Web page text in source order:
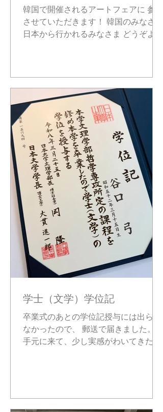
韓国で開催されるアートフェアに 参加
させていただきます！ 韓国のみなさま
日本から行かれるみなさま どうぞよろ
movement. Her background in philosophy
translates into an urge to create and
communicate, allowing instinct to guide an
unfiltered “oozing out” of emotion. A sense
of oneness that emerges through repetition
distinguishes her practice as an inverted
process in which recognition is evoked
through the work itself
学士（文学）学位記
卒業式のあとの学位記授与には出られ
なかったので、 郵送で届きました。
手元に来て、少し実感がわいてきた。